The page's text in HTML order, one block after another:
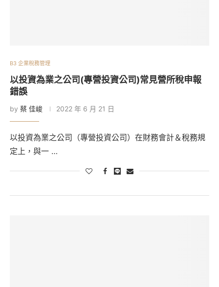
B3 企業稅務管理
以投資為業之公司(專營投資公司)常見營所稅申報
錯誤
by 蔡 佳峻 2022 年 6 月 21 日
以投資為業之公司（專營投資公司）在財務會計＆稅務規
定上，與一 …